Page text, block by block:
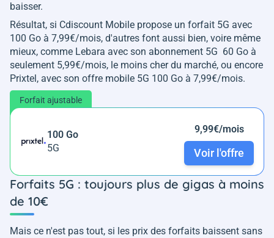
baisser.
Résultat, si Cdiscount Mobile propose un forfait 5G avec
100 Go à 7,99€/mois, d'autres font aussi bien, voire même
mieux, comme Lebara avec son abonnement 5G 60 Go à
seulement 5,99€/mois, le moins cher du marché, ou encore
Prixtel, avec son offre mobile 5G 100 Go à 7,99€/mois.
Forfait ajustable
100 Go
5G
9,99€/mois
Voir l'offre
Forfaits 5G : toujours plus de gigas à moins
de 10€
Mais ce n'est pas tout, si les prix des forfaits baissent sans